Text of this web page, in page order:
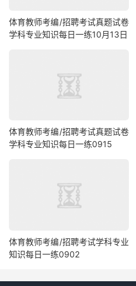
体育教师考编/招聘考试真题试卷
学科专业知识每日一练10月13日
体育教师考编/招聘考试真题试卷
学科专业知识每日一练0915
体育教师考编/招聘考试学科专业
知识每日一练0902